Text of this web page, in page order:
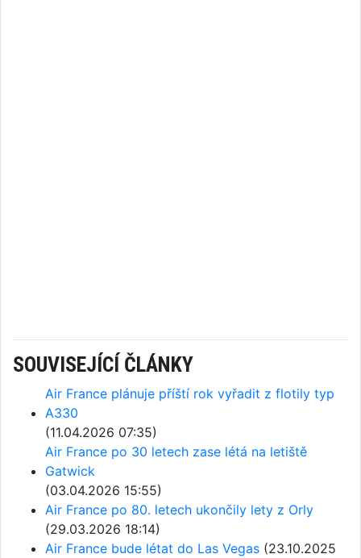
SOUVISEJÍCÍ ČLÁNKY
Air France plánuje příští rok vyřadit z flotily typ
A330
(11.04.2026 07:35)
Air France po 30 letech zase létá na letiště
Gatwick
(03.04.2026 15:55)
Air France po 80. letech ukončily lety z Orly
(29.03.2026 18:14)
Air France bude létat do Las Vegas (23.10.2025